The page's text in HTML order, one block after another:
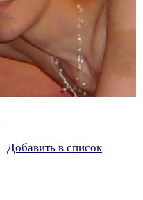
Добавить в список